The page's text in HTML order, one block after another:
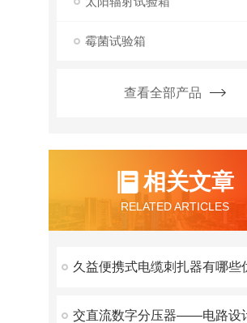
霉菌试验箱
查看全部产品
相关文章
RELATED ARTICLES
久益便携式电缆刺扎器有哪些